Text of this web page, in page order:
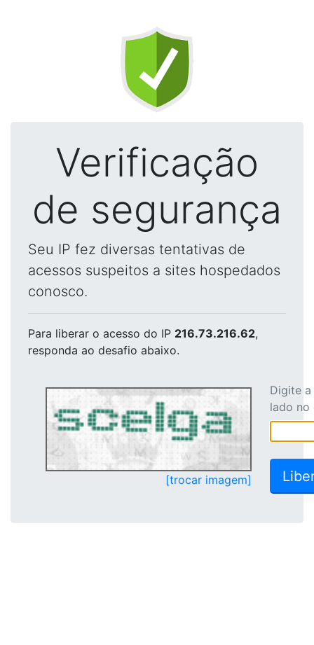
Verificação
de segurança
Seu IP fez diversas tentativas de
acessos suspeitos a sites hospedados
conosco.
Para liberar o acesso do IP 216.73.216.62,
responda ao desafio abaixo.
[trocar imagem]
Digite
lado no